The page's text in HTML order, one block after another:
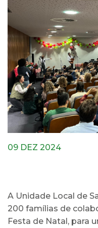
09 DEZ 2024
A Unidade Local de
200 famílias de
Festa de Natal, para